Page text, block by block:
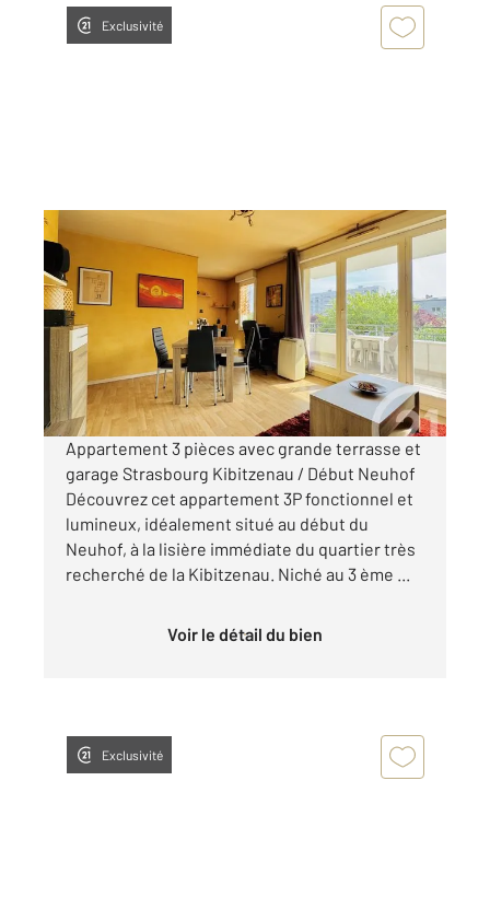
Exclusivité
STRASBOURG 67
60 m
, 3 pièces
Ref : 23603
Appartement 3 à vendre
189 000 €
Visiter le site dédié
Appartement 3 pièces avec grande terrasse et
garage Strasbourg Kibitzenau / Début Neuhof
Découvrez cet appartement 3P fonctionnel et
lumineux, idéalement situé au début du
Neuhof, à la lisière immédiate du quartier très
recherché de la Kibitzenau. Niché au 3 ème ...
Voir le détail du bien
Exclusivité